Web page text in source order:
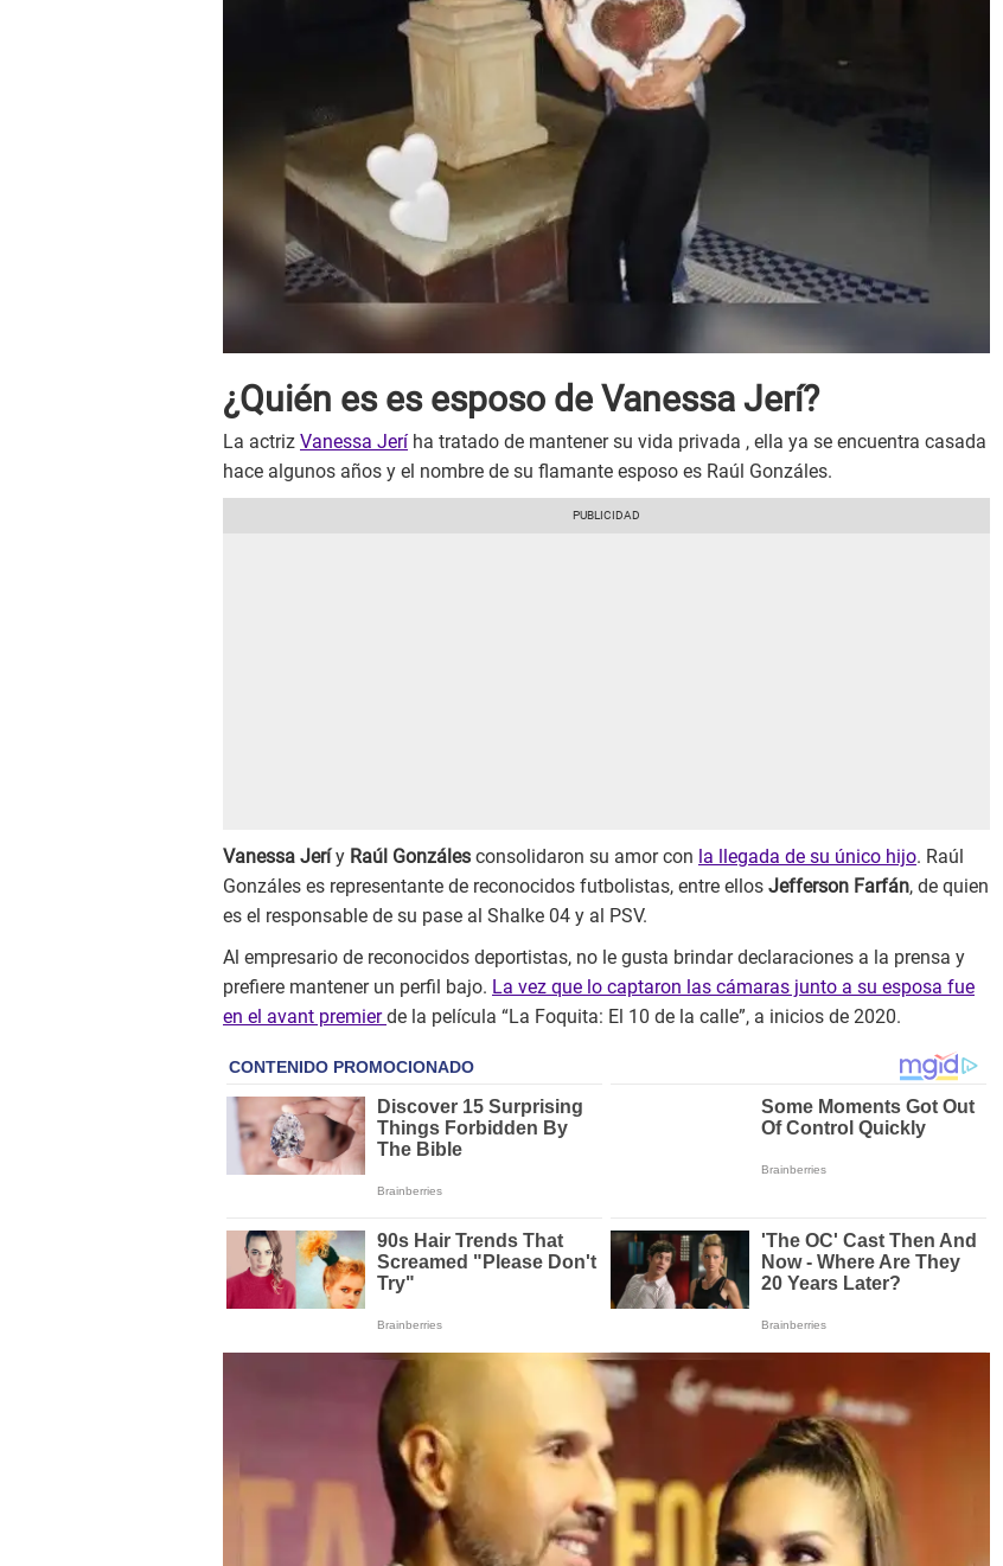
¿Quién es es esposo de Vanessa Jerí?
La actriz Vanessa Jerí ha tratado de mantener su vida privada , ella ya se encuentra casada
hace algunos años y el nombre de su flamante esposo es Raúl Gonzáles.
Vanessa Jeríy Raúl Gonzáles consolidaron su amor con la llegada de su único hijo. Raúl
Gonzáles es representante de reconocidos futbolistas, entre ellos Jefferson Farfán, de quien
es el responsable de su pase al Shalke 04 y al PSV.
Al empresario de reconocidos deportistas, no le gusta brindar declaraciones a la prensa y
prefiere mantener un perfil bajo. La vez que lo captaron las cámaras junto a su esposa fue
en el avant premierde la película “La Foquita: El 10 de la calle”, a inicios de 2020.